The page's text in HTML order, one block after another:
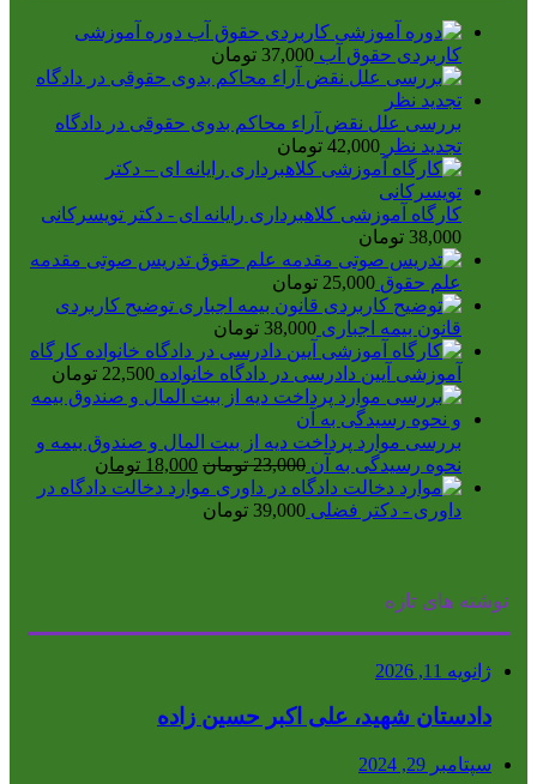
دوره آموزشی
کاربردی حقوق آب 37,000 تومان
بررسی علل نقض آراء محاکم بدوی حقوقی در دادگاه
تجدید نظر 42,000 تومان
کارگاه آموزشی کلاهبرداری رایانه ای - دکتر تویسرکانی
38,000 تومان
تدریس صوتی مقدمه
علم حقوق 25,000 تومان
توضیح کاربردی
قانون بیمه اجباری 38,000 تومان
کارگاه
آموزشی آیین دادرسی در دادگاه خانواده 22,500 تومان
بررسی موارد پرداخت دیه از بیت المال و صندوق بیمه و
نحوه رسیدگی به آن
23,000 تومانقیمت
اصلی
18,000 تومانقیمت
فعلی
موارد دخالت دادگاه در
داوری - دکتر فضلی 39,000 تومان
نوشته های تازه
ژانویه 11, 2026
دادستان شهید، علی اکبر حسین زاده
سپتامبر 29, 2024